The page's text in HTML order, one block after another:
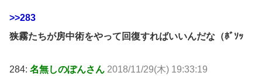
>>283
狭霧たちが房中術をやって回復すればいいんだな（ﾎﾞｿｯ
284: 名無しのぽんさん 2018/11/29(木) 19:33:19